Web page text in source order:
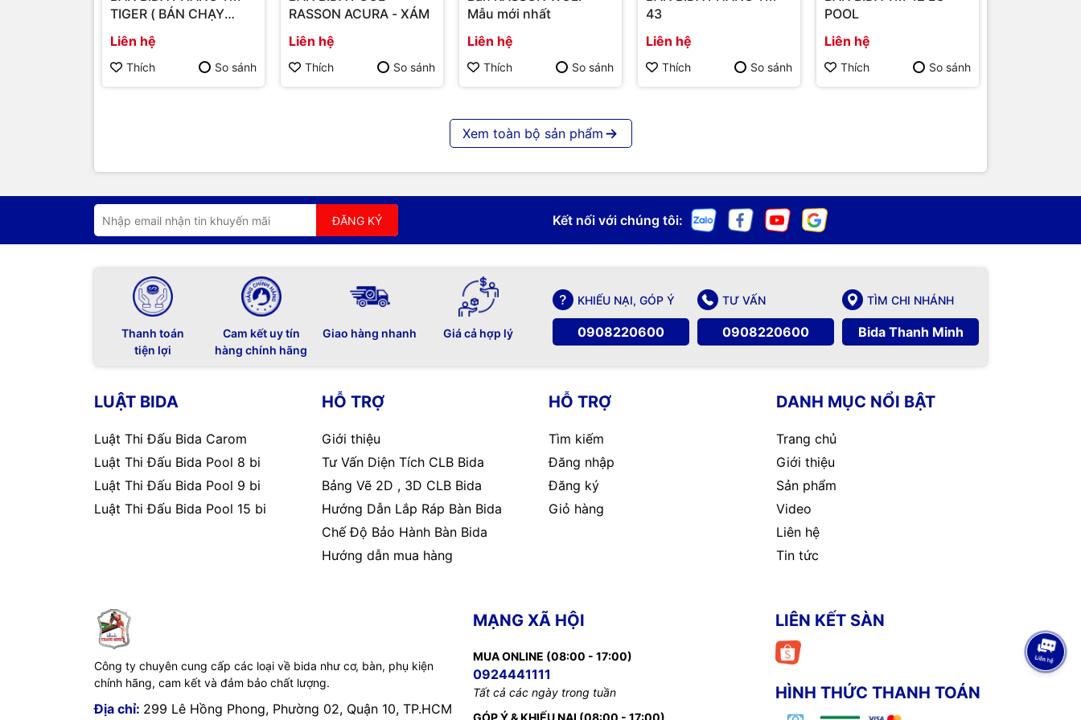
TIGER ( BÁN CHẠY
NHẤT 2025 )
Liên hệ
Thích So sánh
RASSON ACURA - XÁM
Liên hệ
Thích So sánh
Mẫu mới nhất
Liên hệ
Thích So sánh
43
Liên hệ
Thích So sánh
POOL
Liên hệ
Thích So sánh
Xem toàn bộ sản phẩm
ĐĂNG KÝ Kết nối với chúng tôi:
Thanh toán
tiện lợi
Cam kết uy tín
hàng chính hãng
Giao hàng nhanh Giá cả hợp lý
KHIẾU NẠI, GÓP Ý
0908220600
TƯ VẤN
0908220600
TÌM CHI NHÁNH
Bida Thanh Minh
LUẬT BIDA
Luật Thi Đấu Bida Carom
Luật Thi Đấu Bida Pool 8 bi
Luật Thi Đấu Bida Pool 9 bi
Luật Thi Đấu Bida Pool 15 bi
HỖ TRỢ
Giới thiệu
Tư Vấn Diện Tích CLB Bida
Bảng Vẽ 2D , 3D CLB Bida
Hướng Dẫn Lắp Ráp Bàn Bida
Chế Độ Bảo Hành Bàn Bida
Hướng dẫn mua hàng
HỖ TRỢ
Tìm kiếm
Đăng nhập
Đăng ký
Giỏ hàng
DANH MỤC NỔI BẬT
Trang chủ
Giới thiệu
Sản phẩm
Video
Liên hệ
Tin tức
Công ty chuyên cung cấp các loại về bida như cơ, bàn, phụ kiện
chính hãng, cam kết và đảm bảo chất lượng.
Địa chỉ: 299 Lê Hồng Phong, Phường 02, Quận 10, TP.HCM
MẠNG XÃ HỘI
MUA ONLINE (08:00 - 17:00)
0924441111
Tất cả các ngày trong tuần
LIÊN KẾT SÀN
HÌNH THỨC THANH TOÁN